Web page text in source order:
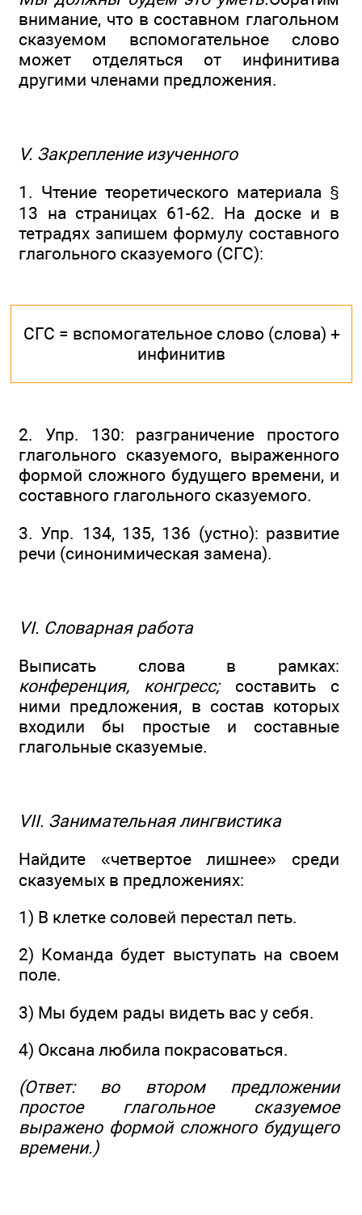
внимание, что в составном глагольном
сказуемом вспомогательное слово
может отделяться от инфинитива
другими членами предложения.
V. Закрепление изученного
1. Чтение теоретического материала §
13 на страницах 61-62. На доске и в
тетрадях запишем формулу составного
глагольного сказуемого (СГС):
СГС = вспомогательное слово (слова) +
инфинитив
2. Упр. 130: разграничение простого
глагольного сказуемого, выраженного
формой сложного будущего времени, и
составного глагольного сказуемого.
3. Упр. 134, 135, 136 (устно): развитие
речи (синонимическая замена).
VI. Словарная работа
Выписать слова в рамках:
конференция, конгресс;составить с
ними предложения, в состав которых
входили бы простые и составные
глагольные сказуемые.
VII. Занимательная лингвистика
Найдите «четвертое лишнее» среди
сказуемых в предложениях:
1) В клетке соловей перестал петь.
2) Команда будет выступать на своем
поле.
3) Мы будем рады видеть вас у себя.
4) Оксана любила покрасоваться.
(Ответ: во втором предложении
простое глагольное сказуемое
выражено формой сложного будущего
времени.)